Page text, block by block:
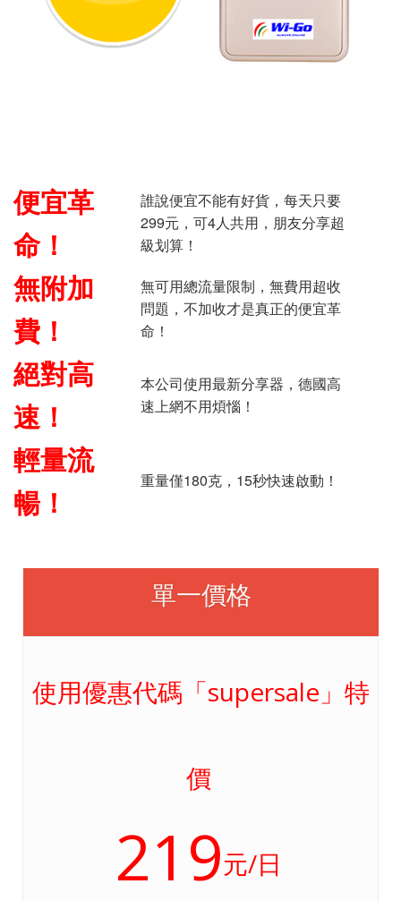
便宜革
命！
誰說便宜不能有好貨，每天只要
299元，可4人共用，朋友分享超
級划算！
無附加
費！
無可用總流量限制，無費用超收
問題，不加收才是真正的便宜革
命！
絕對高
速！
本公司使用最新分享器，德國高
速上網不用煩惱！
輕量流
暢！
重量僅180克，15秒快速啟動！
單一價格
使用優惠代碼「supersale」特
價
219元/日